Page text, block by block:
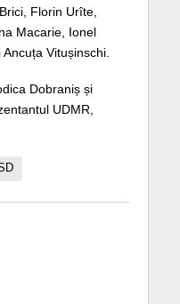
Florin Urîte,
Macarie, Ionel
Vitușinschi.
Dobraniș și
UDMR,